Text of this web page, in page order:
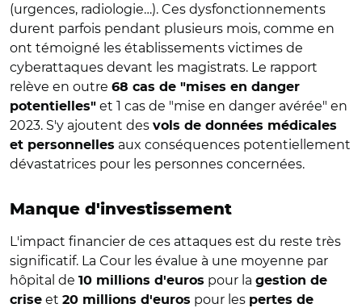
(urgences, radiologie…). Ces dysfonctionnements
durent parfois pendant plusieurs mois, comme en
ont témoigné les établissements victimes de
cyberattaques devant les magistrats. Le rapport
relève en outre 68 cas de "mises en danger
potentielles" et 1 cas de "mise en danger avérée" en
2023. S'y ajoutent des vols de données médicales
et personnelles aux conséquences potentiellement
dévastatrices pour les personnes concernées.
Manque d'investissement
L'impact financier de ces attaques est du reste très
significatif. La Cour les évalue à une moyenne par
hôpital de 10 millions d'euros pour la gestion de
crise et 20 millions d'euros pour les pertes de